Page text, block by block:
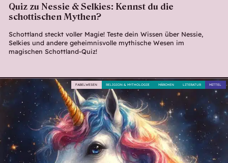
Quiz zu Nessie & Selkies: Kennst du die
schottischen Mythen?
Schottland steckt voller Magie! Teste dein Wissen über Nessie,
Selkies und andere geheimnisvolle mythische Wesen im
magischen Schottland-Quiz!
MITTEL
LITERATUR
MÄRCHEN
RELIGION & MYTHOLOGIE
FABELWESEN